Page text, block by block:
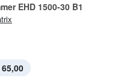
EHD 1500-30 B1